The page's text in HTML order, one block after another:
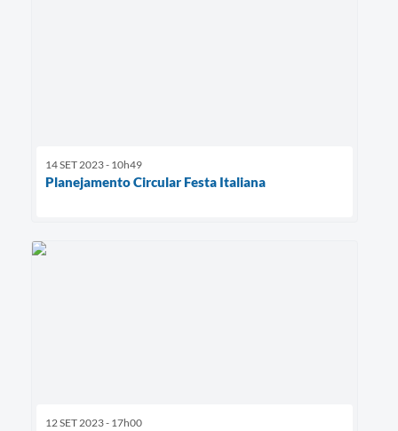
14 SET 2023 - 10h49
Planejamento Circular Festa Italiana
12 SET 2023 - 17h00